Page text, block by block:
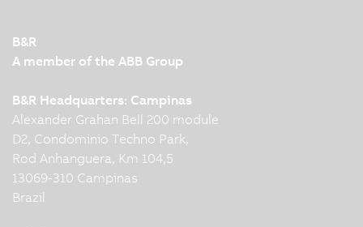
B&R
A member of the ABB Group
B&R Headquarters: Campinas
Alexander Grahan Bell 200 module
D2, Condominio Techno Park,
Rod Anhanguera, Km 104,5
13069-310 Campinas
Brazil